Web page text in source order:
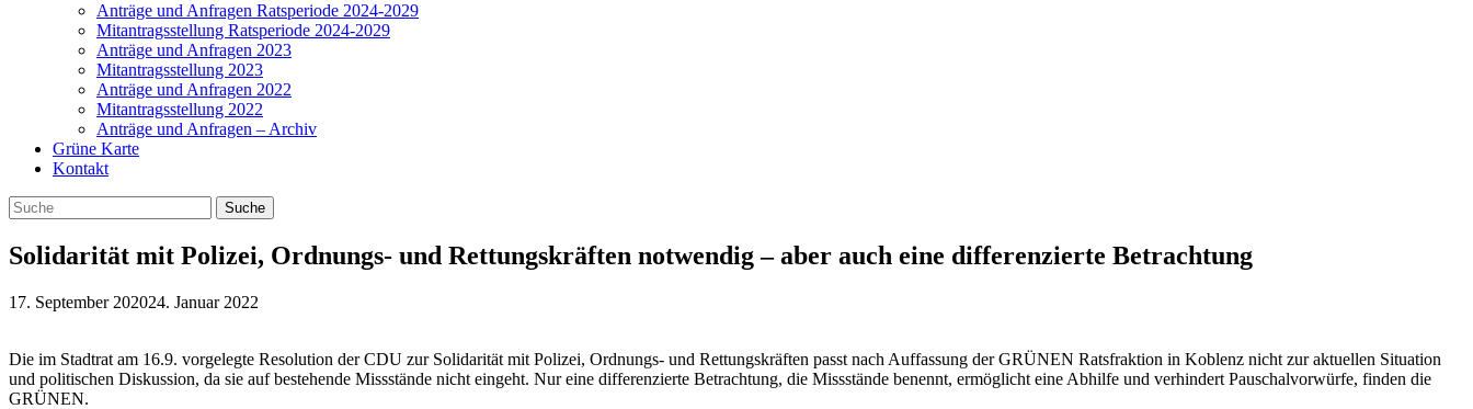
Anträge und Anfragen Ratsperiode 2024-2029
Mitantragsstellung Ratsperiode 2024-2029
Anträge und Anfragen 2023
Mitantragsstellung 2023
Anträge und Anfragen 2022
Mitantragsstellung 2022
Anträge und Anfragen – Archiv
Grüne Karte
Kontakt
Solidarität mit Polizei, Ordnungs- und Rettungskräften notwendig – aber auch eine differenzierte Betrachtung
17. September 202024. Januar 2022
Die im Stadtrat am 16.9. vorgelegte Resolution der CDU zur Solidarität mit Polizei, Ordnungs- und Rettungskräften passt nach Auffassung der GRÜNEN Ratsfraktion in Koblenz nicht zur aktuellen Situation
und politischen Diskussion, da sie auf bestehende Missstände nicht eingeht. Nur eine differenzierte Betrachtung, die Missstände benennt, ermöglicht eine Abhilfe und verhindert Pauschalvorwürfe, finden die
GRÜNEN.